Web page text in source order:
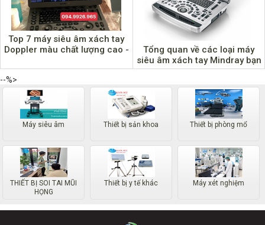
Top 7 máy siêu âm xách tay
Doppler màu chất lượng cao -
Tổng quan về các loại máy
siêu âm xách tay Mindray bạn
cần biết
--%>
Máy siêu âm Thiết bị sản khoa Thiết bị phòng mổ
THIẾT BỊ SOI TAI MŨI
HỌNG
Thiết bị y tế khác Máy xét nghiệm